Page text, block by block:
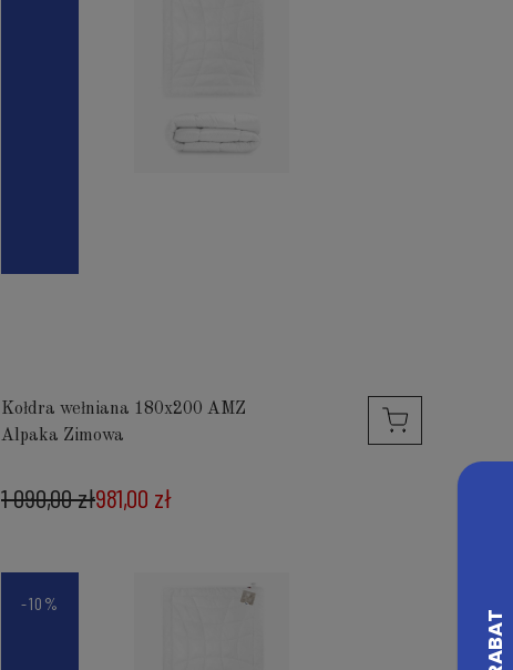
Kołdra wełniana 180x200 AMZ
Alpaka Zimowa
981,00 zł
1 090,00 zł
-10%